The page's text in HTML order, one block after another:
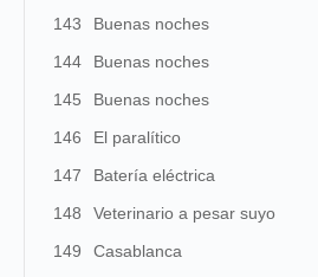
143
Buenas noches
144
Buenas noches
145
Buenas noches
146
El paralítico
147
Batería eléctrica
148
Veterinario a pesar suyo
149
Casablanca